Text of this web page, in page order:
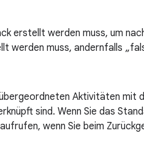
erstellt werden muss, um
werden muss, andernfalls
Aktivitäten mit
sind. Wenn Sie das
wenn Sie beim